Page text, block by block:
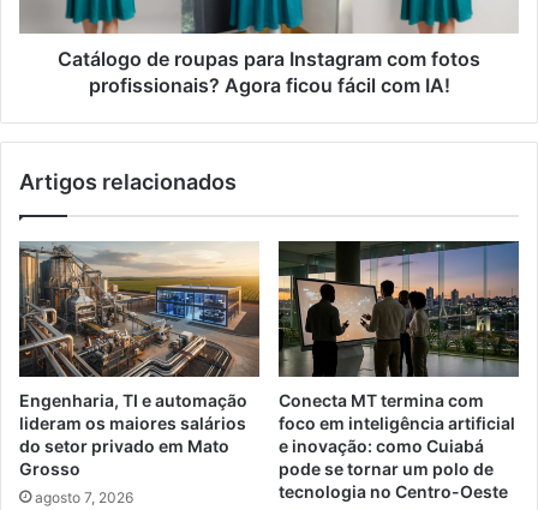
profissionais?
Agora
Catálogo de roupas para Instagram com fotos
profissionais? Agora ficou fácil com IA!
Artigos relacionados
Engenharia, TI e automação
lideram os maiores salários
do setor privado em Mato
Grosso
agosto 7, 2026
Conecta MT termina com
foco em inteligência artificial
e inovação: como Cuiabá
pode se tornar um polo de
tecnologia no Centro-Oeste